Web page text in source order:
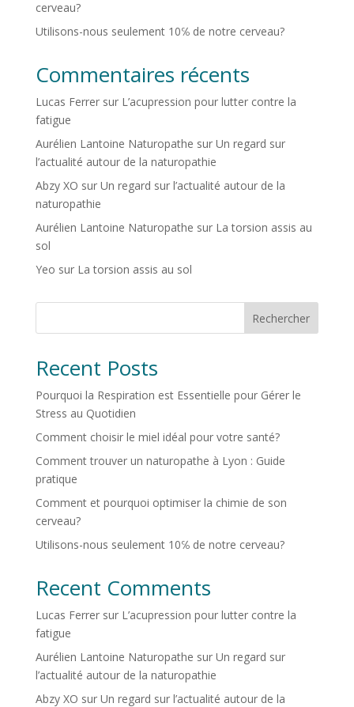
cerveau?
Utilisons-nous seulement 10℅ de notre cerveau?
Commentaires récents
Lucas Ferrersur L’acupression pour lutter contre la
fatigue
Aurélien Lantoine Naturopathe sur Un regard sur
l’actualité autour de la naturopathie
Abzy XO sur Un regard sur l’actualité autour de la
naturopathie
Aurélien Lantoine Naturopathe sur La torsion assis au
sol
Yeo sur La torsion assis au sol
Rechercher
Recent Posts
Pourquoi la Respiration est Essentielle pour Gérer le
Stress au Quotidien
Comment choisir le miel idéal pour votre santé?
Comment trouver un naturopathe à Lyon : Guide
pratique
Comment et pourquoi optimiser la chimie de son
cerveau?
Utilisons-nous seulement 10℅ de notre cerveau?
Recent Comments
Lucas Ferrersur L’acupression pour lutter contre la
fatigue
Aurélien Lantoine Naturopathe sur Un regard sur
l’actualité autour de la naturopathie
Abzy XO sur Un regard sur l’actualité autour de la